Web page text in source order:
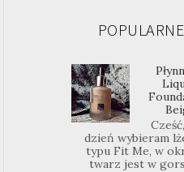
dzień wybieram
typu Fit Me, w
twarz jest w